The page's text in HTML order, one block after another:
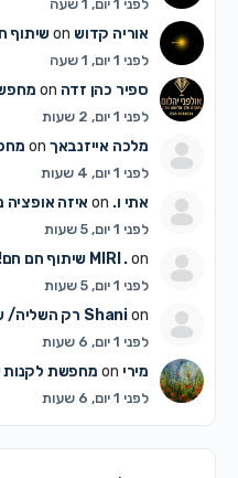
לפני 1 יום, 1 שעה
אוריה קדושon שיתוף
לפני 1 יום, 1 שעה
ספיר כהן זדהon
לפני 1 יום, 2 שעות
מלכה אייזנבאךon
לפני 1 יום, 4 שעות
אתי ו.on איזה אופציה
לפני 1 יום, 5 שעות
MIRI .on שיתוף חם חם!
לפני 1 יום, 5 שעות
Shanion רק השליה/
לפני 1 יום, 6 שעות
מיריon מחפשת לקנות
לפני 1 יום, 6 שעות